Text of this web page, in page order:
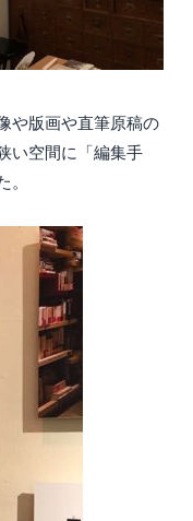
や版画や直筆原稿の
い空間に「編集手